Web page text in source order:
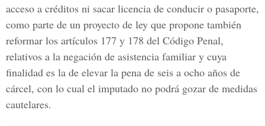
acceso a créditos ni sacar licencia de conducir o pasaporte,
como parte de un proyecto de ley que propone también
reformar los artículos 177 y 178 del Código Penal,
relativos a la negación de asistencia familiar y cuya
finalidad es la de elevar la pena de seis a ocho años de
cárcel, con lo cual el imputado no podrá gozar de medidas
cautelares.